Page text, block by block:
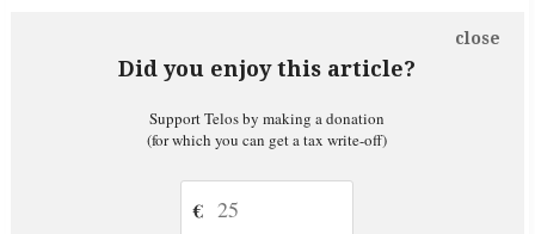
Did you enjoy this article?
close
Support Telos by making a donation
(for which you can get a tax write-off)
€